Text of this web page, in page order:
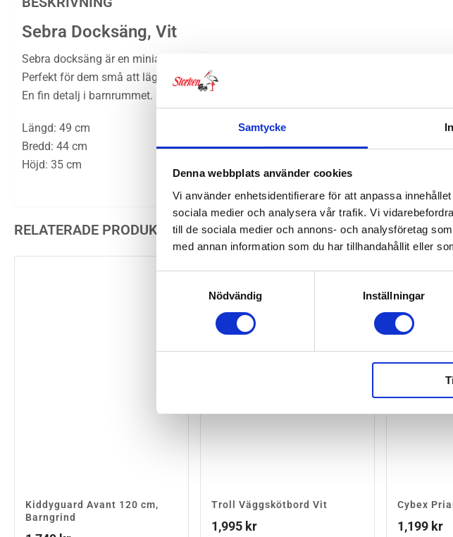
Samtycke
Denna webbplats använder cookies
Vi använder enhetsidentifierare för att anpassa
sociala medier och analysera vår trafik. Vi
till de sociala medier och annons- och analysföretag
med annan information som du har tillhandahållit eller
Nödvändig
Inställningar
Sebra Docksäng, Vit
Sebra docksäng är en miniatyr utav deras klassiska Sebra säng.
Perfekt för dem små att lägga sina gosedjur i när det är dags att sova.
En fin detalj i barnrummet.
Längd: 49 cm
Bredd: 44 cm
Höjd: 35 cm
RELATERADE PRODUKTER
Kiddyguard Avant 120 cm,
Barngrind
Troll Väggskötbord Vit
1,995 kr
Cybex
1,199 kr